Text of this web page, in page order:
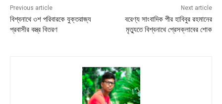
Previous article
বিশ্বনাথে ৩শ পরিবারকে যুক্তরাজ্য
প্রবাসীর বস্ত্র বিতরণ
Next article
বরেণ্য সাংবাদিক পীর হাবিবুর রহমানের
মৃত্যুতে বিশ্বনাথে প্রেসক্লাবের শোক